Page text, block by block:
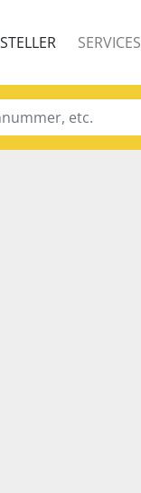
SERVICES